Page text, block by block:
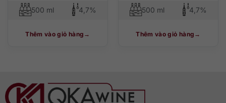
500 ml 4,7%
Thêm vào giỏ hàng
500 ml 4,7%
Thêm vào giỏ hàng